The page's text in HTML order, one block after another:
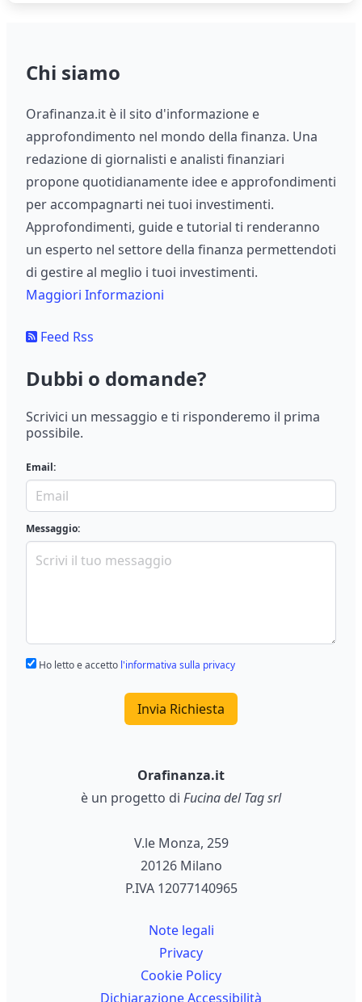
Chi siamo
Orafinanza.it è il sito d'informazione e
approfondimento nel mondo della finanza. Una
redazione di giornalisti e analisti finanziari
propone quotidianamente idee e approfondimenti
per accompagnarti nei tuoi investimenti.
Approfondimenti, guide e tutorial ti renderanno
un esperto nel settore della finanza permettendoti
di gestire al meglio i tuoi investimenti.
Maggiori Informazioni
Feed Rss
Dubbi o domande?
Scrivici un messaggio e ti risponderemo il prima
possibile.
Email:
Messaggio:
Ho letto e accetto l'informativa sulla privacy
Invia Richiesta
Orafinanza.it
è un progetto di Fucina del Tag srl
V.le Monza, 259
20126 Milano
P.IVA 12077140965
Note legali
Privacy
Cookie Policy
Dichiarazione Accessibilità